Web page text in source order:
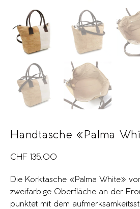
Handtasche «Palma
CHF 135.00
Die Korktasche «Palma White»
zweifarbige Oberfläche an der
punktet mit dem